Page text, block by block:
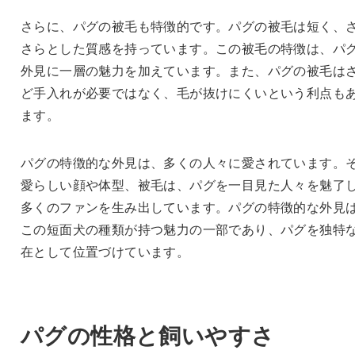
さらに、パグの被毛も特徴的です。パグの被毛は短く、
さらとした質感を持っています。この被毛の特徴は、パ
外見に一層の魅力を加えています。また、パグの被毛は
ど手入れが必要ではなく、毛が抜けにくいという利点も
ます。
パグの特徴的な外見は、多くの人々に愛されています。
愛らしい顔や体型、被毛は、パグを一目見た人々を魅了
多くのファンを生み出しています。パグの特徴的な外見
この短面犬の種類が持つ魅力の一部であり、パグを独特
在として位置づけています。
パグの性格と飼いやすさ